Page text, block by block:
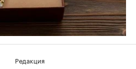
Редакция